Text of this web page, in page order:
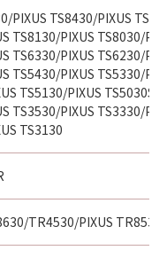
PIXUS TS8430/PIXUS
TS8130/PIXUS TS8030/
TS6330/PIXUS TS6230/
TS5430/PIXUS TS5330/
TS5130/PIXUS TS5030S/
TS3530/PIXUS TS3330/
TS3130
TR4530/PIXUS